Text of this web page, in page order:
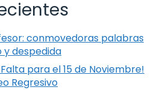
conmovedoras palabras
despedida
para el 15 de Noviembre!
Regresivo